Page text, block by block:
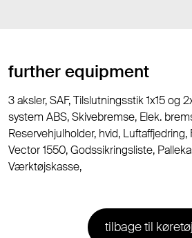
further equipment
3 aksler, SAF, Tilslutningsstik 1x15 og
system ABS, Skivebremse, Elek.
Reservehjulholder, hvid, Luftaffjedring,
Vector 1550, Godssikringsliste,
Værktøjskasse,
tilbage til